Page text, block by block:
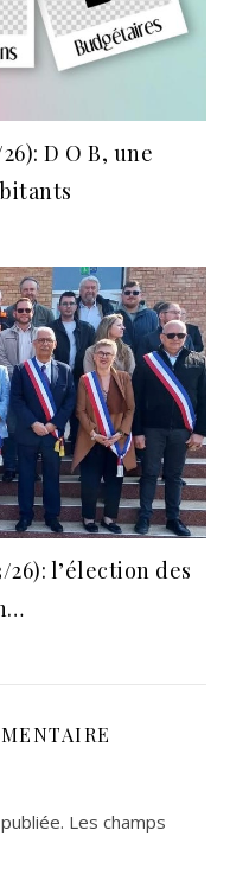
D O B, une
26): l’élection des
Les champs